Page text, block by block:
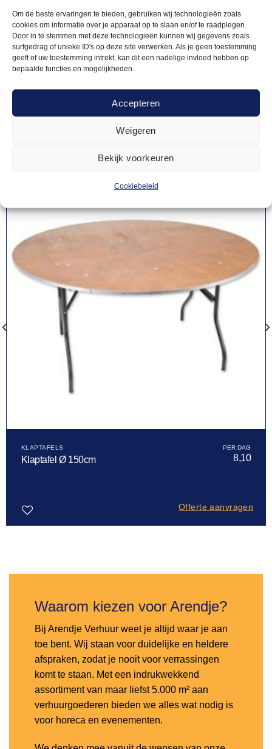
Om de beste ervaringen te bieden, gebruiken wij technologieën zoals
cookies om informatie over je apparaat op te slaan en/of te raadplegen.
Door in te stemmen met deze technologieën kunnen wij gegevens zoals
surfgedrag of unieke ID's op deze site verwerken. Als je geen toestemming
geeft of uw toestemming intrekt, kan dit een nadelige invloed hebben op
bepaalde functies en mogelijkheden.
Accepteren
Weigeren
Bekijk voorkeuren
Cookiebeleid
Gerelateerde
producten
KLAPTAFELS
Klaptafel Ø 150cm 8,10
Offerte aanvragen
Waarom kiezen voor Arendje?
Bij Arendje Verhuur weet je altijd waar je aan
toe bent. Wij staan voor duidelijke en heldere
afspraken, zodat je nooit voor verrassingen
komt te staan. Met een indrukwekkend
assortiment van maar liefst 5.000 m² aan
verhuurgoederen bieden we alles wat nodig is
voor horeca en evenementen.